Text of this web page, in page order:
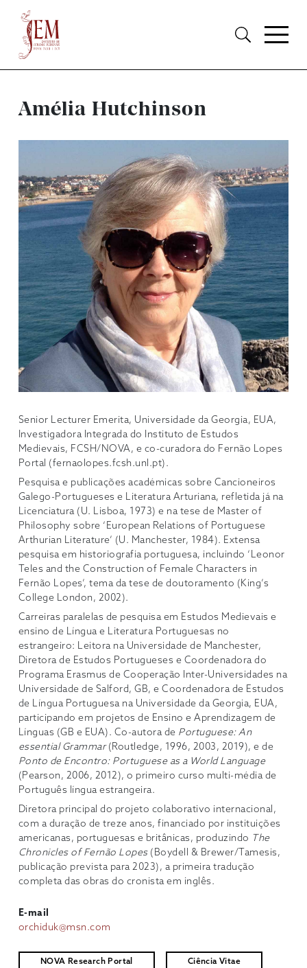
Amélia Hutchinson
Senior Lecturer Emerita, Universidade da Georgia, EUA,
Investigadora Integrada do Instituto de Estudos
Medievais, FCSH/NOVA, e co-curadora do Fernão Lopes
Portal (fernaolopes.fcsh.unl.pt).
Pesquisa e publicações académicas sobre Cancioneiros
Galego-Portugueses e Literatura Arturiana, refletida já na
Licenciatura (U. Lisboa, 1973) e na tese de Master of
Philosophy sobre ‘European Relations of Portuguese
Arthurian Literature’ (U. Manchester, 1984). Extensa
pesquisa em historiografia portuguesa, incluindo ‘Leonor
Teles and the Construction of Female Characters in
Fernão Lopes’, tema da tese de doutoramento (King’s
College London, 2002).
Carreiras paralelas de pesquisa em Estudos Medievais e
ensino de Língua e Literatura Portuguesas no
estrangeiro: Leitora na Universidade de Manchester,
Diretora de Estudos Portugueses e Coordenadora do
Programa Erasmus de Cooperação Inter-Universidades na
Universidade de Salford, GB, e Coordenadora de Estudos
de Língua Portuguesa na Universidade da Georgia, EUA,
participando em projetos de Ensino e Aprendizagem de
Línguas (GB e EUA). Co-autora de Portuguese: An
essential Grammar(Routledge, 1996, 2003, 2019), e de
Ponto de Encontro: Portuguese as a World Language
(Pearson, 2006, 2012), o primeiro curso multi-média de
Português língua estrangeira.
Diretora principal do projeto colaborativo internacional,
com a duração de treze anos, financiado por instituições
americanas, portuguesas e britânicas, produzindo The
Chronicles of Fernão Lopes(Boydell & Brewer/Tamesis,
publicação prevista para 2023), a primeira tradução
completa das obras do cronista em inglês.
E-mail
orchiduk@msn.com
NOVA Research Portal Ciência Vitae